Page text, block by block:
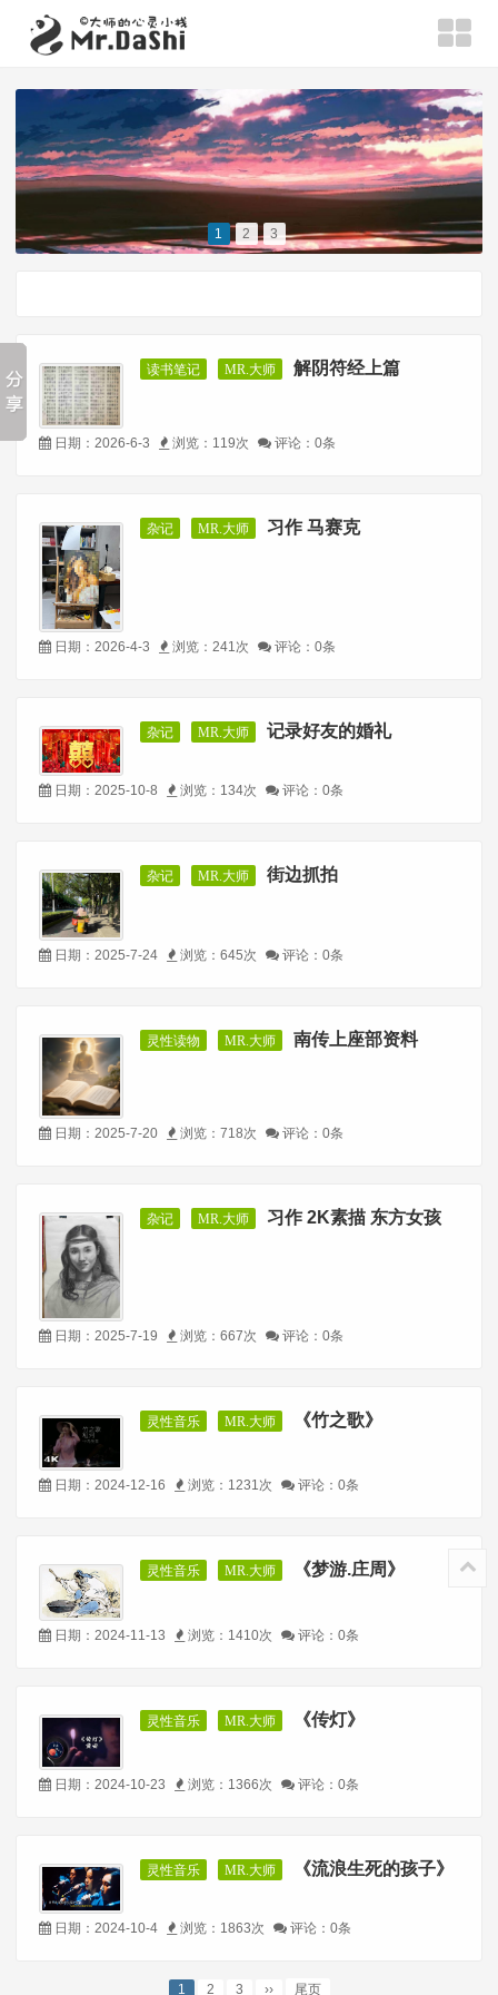
1 2 3
读书笔记 MR.大师 解阴符经上篇
日期：2026-6-3 浏览：119次 评论：0条
杂记 MR.大师 习作 马赛克
日期：2026-4-3 浏览：241次 评论：0条
杂记 MR.大师 记录好友的婚礼
日期：2025-10-8 浏览：134次 评论：0条
杂记 MR.大师 街边抓拍
日期：2025-7-24 浏览：645次 评论：0条
灵性读物 MR.大师 南传上座部资料
日期：2025-7-20 浏览：718次 评论：0条
杂记 MR.大师 习作 2K素描 东方女孩
日期：2025-7-19 浏览：667次 评论：0条
灵性音乐 MR.大师 《竹之歌》
日期：2024-12-16 浏览：1231次 评论：0条
灵性音乐 MR.大师 《梦游.庄周》
日期：2024-11-13 浏览：1410次 评论：0条
灵性音乐 MR.大师 《传灯》
日期：2024-10-23 浏览：1366次 评论：0条
灵性音乐 MR.大师 《流浪生死的孩子》
日期：2024-10-4 浏览：1863次 评论：0条
1 2 3 ›› 尾页